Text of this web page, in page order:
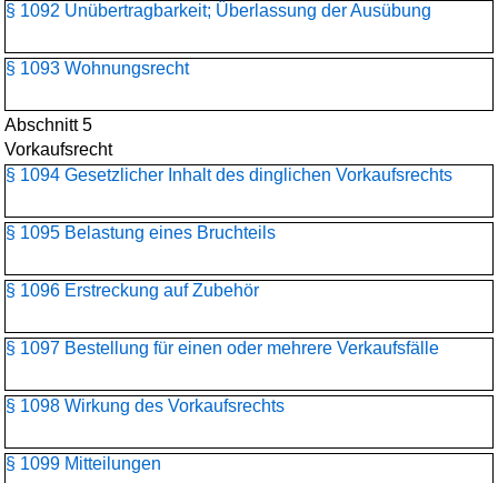
§ 1092 Unübertragbarkeit; Überlassung der Ausübung
§ 1093 Wohnungsrecht
Abschnitt 5
Vorkaufsrecht
§ 1094 Gesetzlicher Inhalt des dinglichen Vorkaufsrechts
§ 1095 Belastung eines Bruchteils
§ 1096 Erstreckung auf Zubehör
§ 1097 Bestellung für einen oder mehrere Verkaufsfälle
§ 1098 Wirkung des Vorkaufsrechts
§ 1099 Mitteilungen